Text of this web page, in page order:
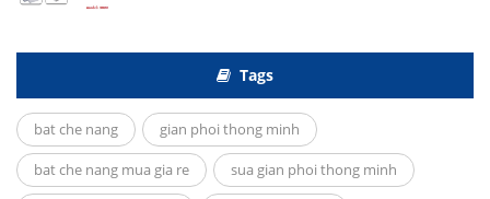
Tags
bat che nang gian phoi thong minh
bat che nang mua gia re sua gian phoi thong minh